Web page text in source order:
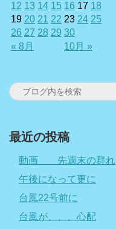
« 8月 10月 »
12 13 14 15 16 17 18
19 20 21 22 23 24 25
26 27 28 29 30
最近の投稿
動画 先週末の群れ
午後になって更に
台風22号前に
台風が、、、心配